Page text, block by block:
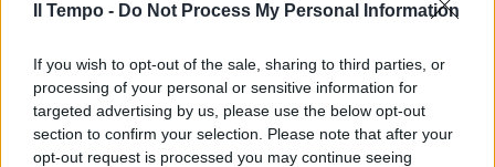
Il Tempo - Do Not Process My Personal Information
If you wish to opt-out of the sale, sharing to third parties, or
processing of your personal or sensitive information for
targeted advertising by us, please use the below opt-out
section to confirm your selection. Please note that after your
opt-out request is processed you may continue seeing